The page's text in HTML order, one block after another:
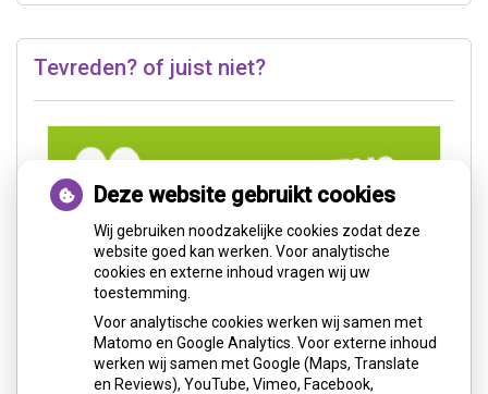
Tevreden? of juist niet?
Deze website gebruikt cookies
Wij gebruiken noodzakelijke cookies zodat deze
website goed kan werken. Voor analytische
cookies en externe inhoud vragen wij uw
toestemming.
Voor analytische cookies werken wij samen met
Matomo en Google Analytics. Voor externe inhoud
werken wij samen met Google (Maps, Translate
en Reviews), YouTube, Vimeo, Facebook,